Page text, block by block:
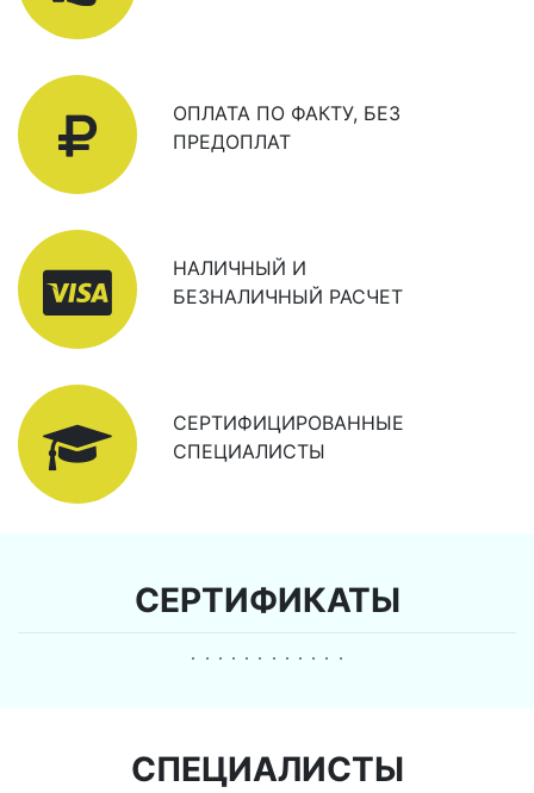
ОПЛАТА ПО ФАКТУ, БЕЗ
ПРЕДОПЛАТ
НАЛИЧНЫЙ И
БЕЗНАЛИЧНЫЙ РАСЧЕТ
СЕРТИФИЦИРОВАННЫЕ
СПЕЦИАЛИСТЫ
СЕРТИФИКАТЫ
СПЕЦИАЛИСТЫ